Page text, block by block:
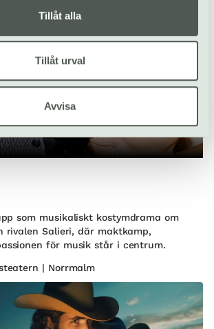
Tillåt alla
Tillåt urval
Avvisa
som musikaliskt kostymdrama om
rivalen Salieri, där maktkamp,
för musik står i centrum.
| Norrmalm